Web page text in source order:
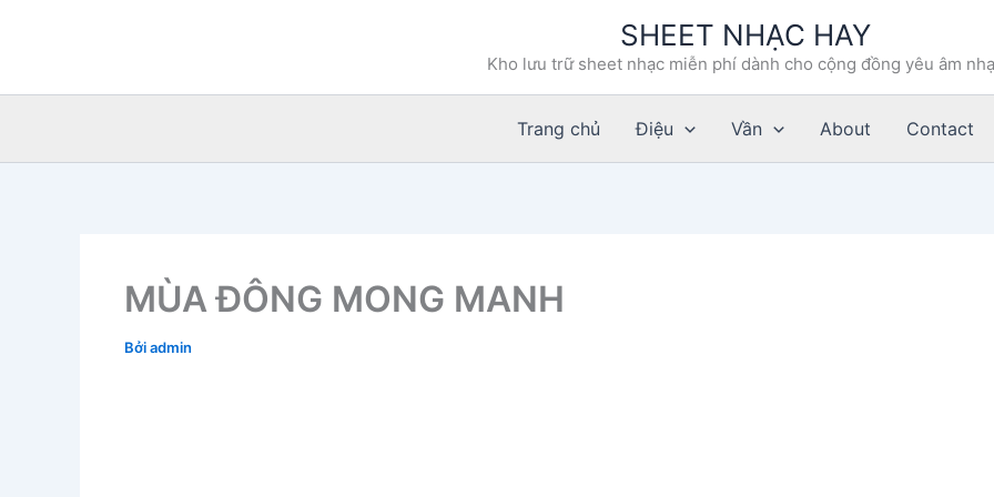
dung
SHEET NHẠC HAY
Kho lưu trữ sheet nhạc miễn phí dành cho cộng đồng yêu âm
Trang chủ Điệu Vần About Contact
MÙA ĐÔNG MONG MANH
Bởiadmin